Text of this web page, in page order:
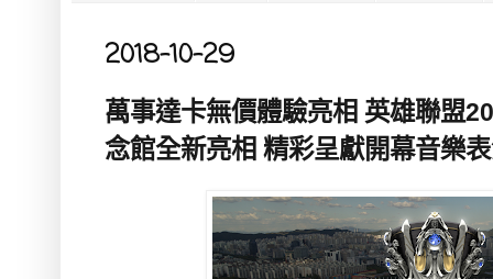
2018-10-29
萬事達卡無價體驗亮相 英雄聯盟
念館全新亮相 精彩呈獻開幕音樂